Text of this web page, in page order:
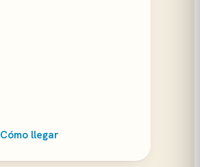
Cómo llegar